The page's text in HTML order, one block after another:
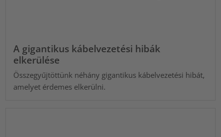
A gigantikus kábelvezetési hibák
elkerülése
Összegyűjtöttünk néhány gigantikus kábelvezetési hibát,
amelyet érdemes elkerülni.